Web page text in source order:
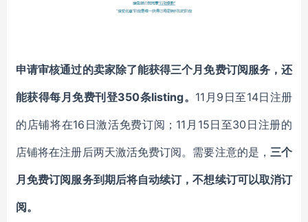
申请审核通过的卖家除了能获得三个月免费订阅服务，还
能获得每月免费刊登350条listing。 11 月9日至14日注册
的店铺将在16日激活免费订阅；11月15日至30日注册的
店铺将在注册后两天激活免费订阅。需要注意的是， 三个
月免费订阅服务到期后将自动续订，不想续订可以取消订
阅。